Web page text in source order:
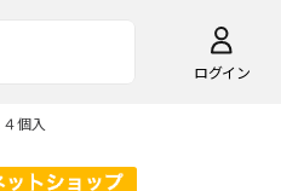
ログイン
個入